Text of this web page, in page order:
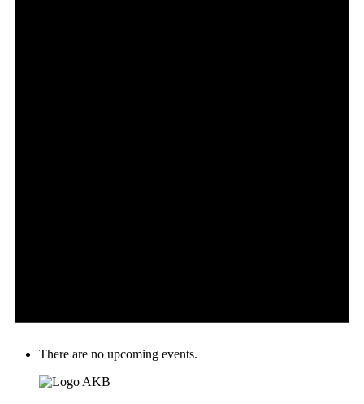
There are no upcoming events.